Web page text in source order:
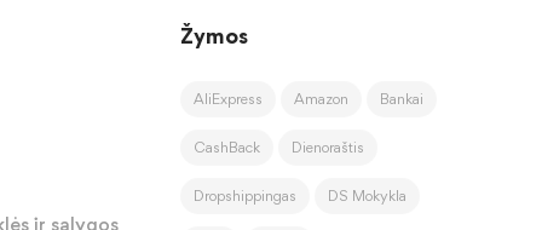
ir sąlygos
Žymos
AliExpress Amazon Bankai
CashBack Dienoraštis
Dropshippingas DS Mokykla